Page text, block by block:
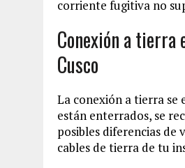
corriente fugitiva no
Conexión a tierra
Cusco
La conexión a tierra se
están enterrados, se
posibles diferencias de
cables de tierra de tu